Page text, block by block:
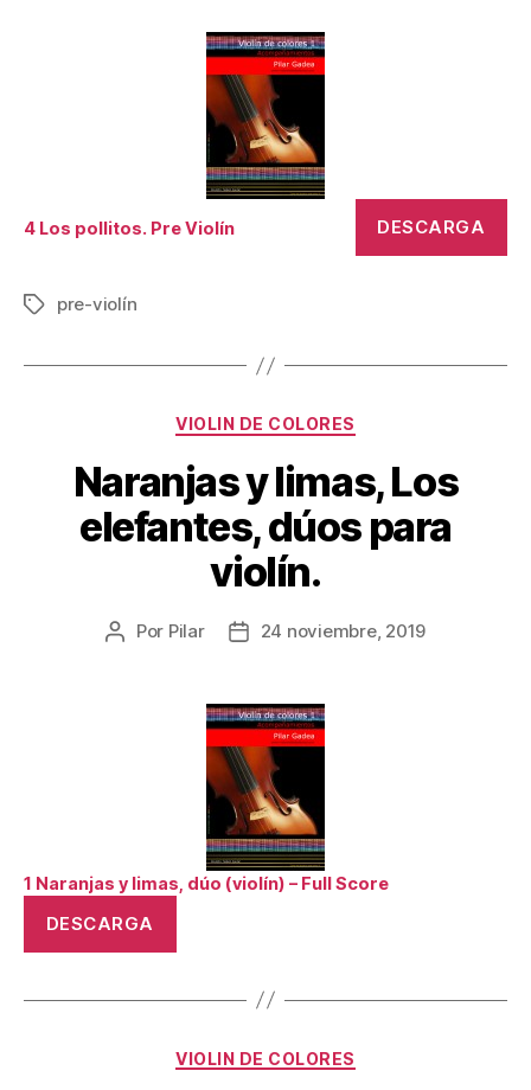
publicación
publicación
4 Los pollitos. Pre Violín DESCARGA
Etiquetas
pre-violín
Categorías
VIOLIN DE COLORES
Naranjas y limas, Los
elefantes, dúos para
violín.
Autor
publicación
Por Pilar
Fecha
publicación
24 noviembre, 2019
1 Naranjas y limas, dúo (violín) – Full Score
DESCARGA
Categorías
VIOLIN DE COLORES